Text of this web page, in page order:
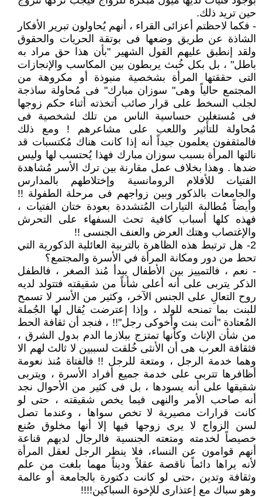
حين تريد ذلك.
- فكما لاحظتم أعزائى القراء ، أنهم يُحاولون تبرير الأفكار
الشاذة عن طريق وضعها فى بوتقة الحريات والحقوق
ولقد إنطبق عليهم القول الشهير "بأن هذا حق مراد به
باطل" ، بل بكل خُبث يربطون بين المكاسب والإنجازات
التى حققتها المرأة بشخصية منبوذة أو مكروهة من
المجتمع حالياً وهى" سوزان مبارك" فى مُحاولة ساذجة
لجلب السخط على قرار صائب أتخذته أثناء حكم زوجها
فى مُستغلين حساسية الناس من تلك لشخصية فى
مُحاولة للتأثير واللعب على مشاعرهم ! ومع ذلك
فالمثقفون يعلمون جيداً أنه إذا كانت هناك مُكتسبات قد
نالتها المرأة بسبب سوزان مبارك فهذا يُحتسب لها وليس
ضدها . وهذا بخلاف عمل مقارنة بين ترك الأسر مُشاهدة
الفتيات للأفلام الرومانسية وإختلاطهم بالمدارس
والجامعات بالذكور وبين زواجهم فى مرحلة الطفولة !!
وأيضاً مُطالبة التيارات المُتشددة بعودة ختان الفتيات ،
فهذه كلها أسباب كافية تحث السفهاء على التحرش
والإغتصاب وهتك العرض والعنف الجنسى !!
2- هل ترتبط هذه الظاهرة بالتربية العائلية الذكورية التي
تحط من دور ومكانة المرأة في الأسرة والمجتمع؟
- نعم ، فالتمييز بين الأطفال يبدأ مُنذ الصغر ، فالطفل
الذكر يتربى على أنه أعلى شأناً من شقيقته فتتولد لديه
روح التعالِ على الجنس الآخر، وكثير من الأسر لا تسمح
للبنت بما تمنحه للولد ، وإذا إعترضت يُقال لها الجُملة
المُعتادة "أنت بنت وأخوكى رجل"!! ، فنجد أن ثقافة الحط
من شأن الإناث وكأنها تمتزج ببلازما الدم بدول الشرق ،
فثقافة العرب هى أن الأنثى خُلقت لسببين لا ثالث لهم الا
وهما خدمة الرجل ، ومتعة للرجل !! فالفتاة مُنذ نعومة
أظافرها تتربى على خدمة جميع أفراد الأسرة ، ويتربى
شقيقها على أنه يسودها ، بل فى كثير من الأحوال نجد
أنه صاحب الأمر والنهى فيما يخص شقيقته ، حتى لو
كانت قرارات مصيرية لا تخص سواها ، وعندما تصل
لسن الزواج لا يرى زوجها فيها إلا أنها مخلوق صُنع
خصيصاً لخدمته ومتعته الجنسية فالرجال لديهم قناعة
أنهم قوامون عن النساء، فلا ينظر الرجل لعقل المرأة
لأنه يراها دائماً ناقصة عقلاً وديناً مهما بلغت من علم
وثقافة وتدين ،حتى لو كانت دكتورة بالجامعة أو عالمة
وهو سباك مع إعتذارى للإخوة السباكين!!!!